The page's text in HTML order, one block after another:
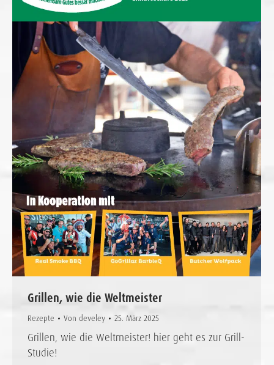
Grillen, wie die Weltmeister
Rezepte Von develey 25. März 2025
Grillen, wie die Weltmeister! hier geht es zur Grill-
Studie!